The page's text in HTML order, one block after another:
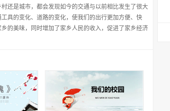
还是城市，都会发现如今的交通与以前相比发生了很大
具的变化、道路的变化，使我们的出行更加方便、快
的美味，同时增加了家乡人民的收入，促进了家乡经济